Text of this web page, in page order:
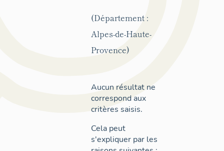
(Département :
Alpes-de-Haute-
Provence)
Aucun résultat ne
correspond aux
critères saisis.
Cela peut
s'expliquer par les